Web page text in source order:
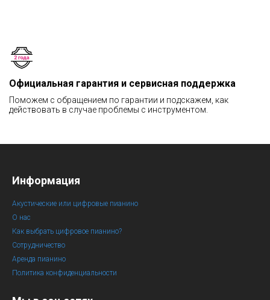
Официальная гарантия и сервисная поддержка
Поможем с обращением по гарантии и подскажем, как
действовать в случае проблемы с инструментом.
Информация
Акустические или цифровые пианино
О нас
Как выбрать цифровое пианино?
Сотрудничество
Аренда пианино
Политика конфиденциальности